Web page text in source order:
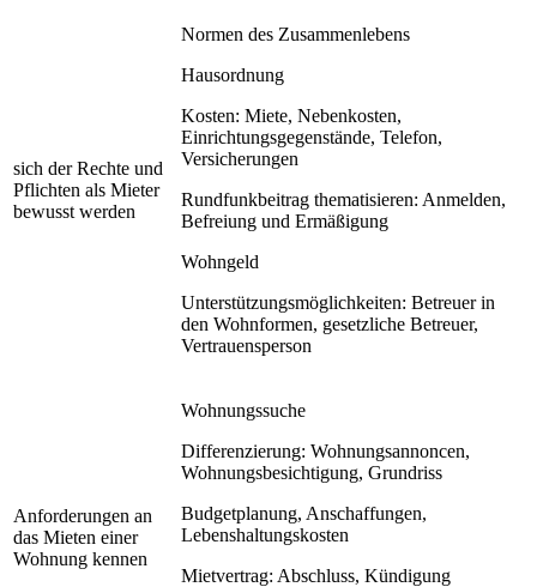
sich der Rechte und
Pflichten als Mieter
bewusst werden
Normen des Zusammenlebens
Hausordnung
Kosten: Miete, Nebenkosten,
Einrichtungsgegenstände, Telefon,
Versicherungen
Rundfunkbeitrag thematisieren: Anmelden,
Befreiung und Ermäßigung
Wohngeld
Unterstützungsmöglichkeiten: Betreuer in
den Wohnformen, gesetzliche Betreuer,
Vertrauensperson
Anforderungen an
das Mieten einer
Wohnung kennen
Wohnungssuche
Differenzierung: Wohnungsannoncen,
Wohnungsbesichtigung, Grundriss
Budgetplanung, Anschaffungen,
Lebenshaltungskosten
Mietvertrag: Abschluss, Kündigung